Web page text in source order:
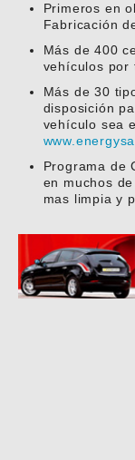
Primeros en
Fabricación
Más de 400
vehículos por
Más de 30
disposición
vehículo sea
Programa de
en muchos
mas limpia y